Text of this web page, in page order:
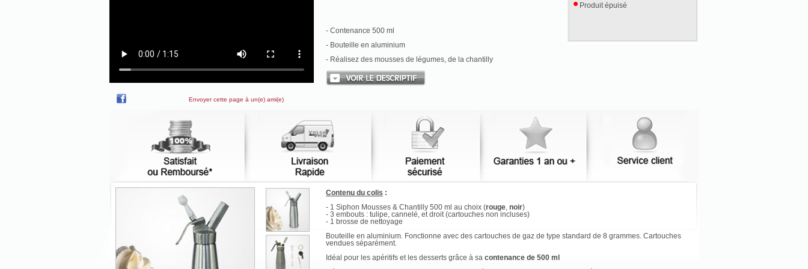
Produit épuisé
Envoyer cette page à un(e) ami(e)
Contenu du colis :
- 1 Siphon Mousses & Chantilly 500 ml au choix (rouge, noir)
- 3 embouts : tulipe, cannelé, et droit (cartouches non incluses)
- 1 brosse de nettoyage
Bouteille en aluminium. Fonctionne avec des cartouches de gaz de type standard de 8 grammes. Cartouches
vendues séparément.
Idéal pour les apéritifs et les desserts grâce à sa contenance de 500 ml
- Contenance 500 ml
- Bouteille en aluminium
- Réalisez des mousses de légumes, de la chantilly